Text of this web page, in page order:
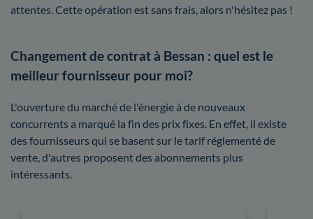
attentes. Cette opération est sans frais, alors n'hésitez pas !
Changement de contrat à Bessan : quel est le
meilleur fournisseur pour moi?
L'ouverture du marché de l'énergie à de nouveaux
concurrents a marqué la fin des prix fixes. En effet, il existe
des fournisseurs qui se basent sur le tarif réglementé de
vente, d'autres proposent des abonnements plus
intéressants.